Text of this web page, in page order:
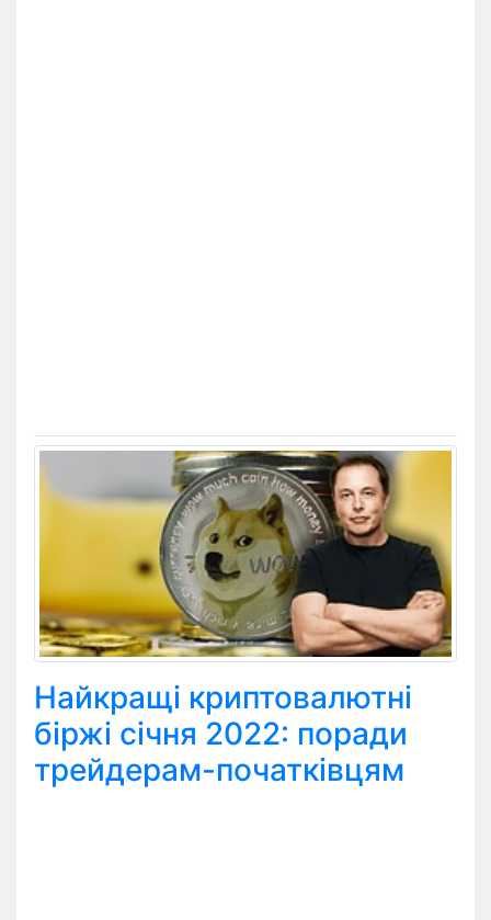
Найкращі криптовалютні
біржі січня 2022: поради
трейдерам-початківцям